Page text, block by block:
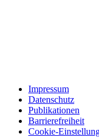
Impressum
Datenschutz
Publikationen
Barrierefreiheit
Cookie-